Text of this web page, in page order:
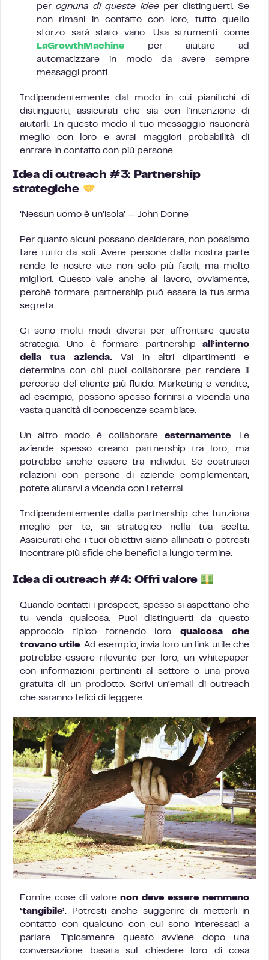
perognuna di queste ideeper distinguerti. Se
non rimani in contatto con loro, tutto quello
sforzo sarà stato vano. Usa strumenti come
LaGrowthMachine per aiutare ad
automatizzare in modo da avere sempre
messaggi pronti.
Indipendentemente dal modo in cui pianifichi di
distinguerti, assicurati che sia con l’intenzione di
aiutarli. In questo modo il tuo messaggio risuonerà
meglio con loro e avrai maggiori probabilità di
entrare in contatto con più persone.
Idea di outreach #3: Partnership
strategiche
‘Nessun uomo è un’isola’ — John Donne
Per quanto alcuni possano desiderare, non possiamo
fare tutto da soli. Avere persone dalla nostra parte
rende le nostre vite non solo più facili, ma molto
migliori. Questo vale anche al lavoro, ovviamente,
perché formare partnership può essere la tua arma
segreta.
Ci sono molti modi diversi per affrontare questa
strategia. Uno è formare partnership all’interno
della tua azienda. Vai in altri dipartimenti e
determina con chi puoi collaborare per rendere il
percorso del cliente più fluido. Marketing e vendite,
ad esempio, possono spesso fornirsi a vicenda una
vasta quantità di conoscenze scambiate.
Un altro modo è collaborare esternamente. Le
aziende spesso creano partnership tra loro, ma
potrebbe anche essere tra individui. Se costruisci
relazioni con persone di aziende complementari,
potete aiutarvi a vicenda con i referral.
Indipendentemente dalla partnership che funziona
meglio per te, sii strategico nella tua scelta.
Assicurati che i tuoi obiettivi siano allineati o potresti
incontrare più sfide che benefici a lungo termine.
Idea di outreach #4: Offri valore
Quando contatti i prospect, spesso si aspettano che
tu venda qualcosa. Puoi distinguerti da questo
approccio tipico fornendo loroqualcosa che
trovano utile. Ad esempio, invia loro un link utile che
potrebbe essere rilevante per loro, un whitepaper
con informazioni pertinenti al settore o una prova
gratuita di un prodotto. Scrivi un’email di outreach
che saranno felici di leggere.
Fornire cose di valorenon deve essere nemmeno
‘tangibile’ . Potresti anche suggerire di metterli in
contatto con qualcuno con cui sono interessati a
parlare. Tipicamente questo avviene dopo una
conversazione basata sul chiedere loro di cosa